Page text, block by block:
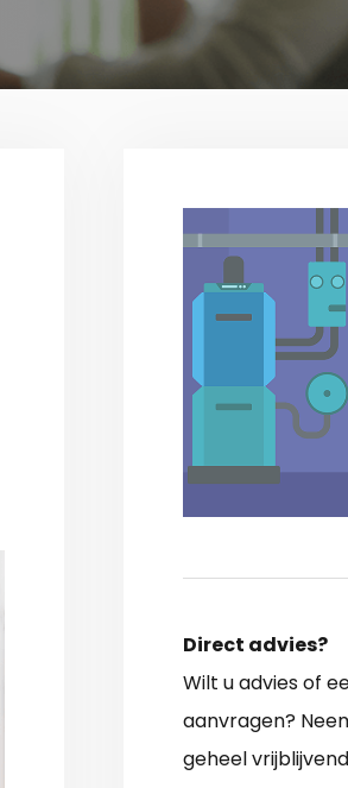
Direct advies?
Wilt u advies of
aanvragen?
geheel